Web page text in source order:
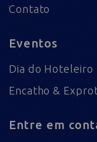
Contato
Eventos
Dia do Hoteleiro
Encatho &
Entre em